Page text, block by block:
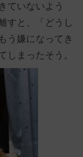
ていないよう
すと、「どうし
う嫌になってき
まったそう。